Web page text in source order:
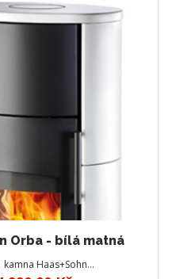
Orba - bílá matná
Haas+Sohn…